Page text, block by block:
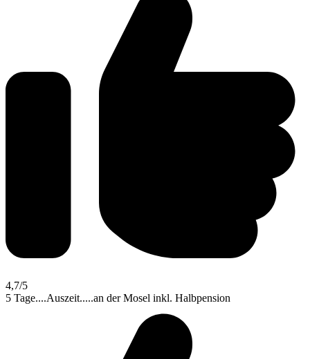
4,7/5
5 Tage....Auszeit.....an der Mosel inkl. Halbpension